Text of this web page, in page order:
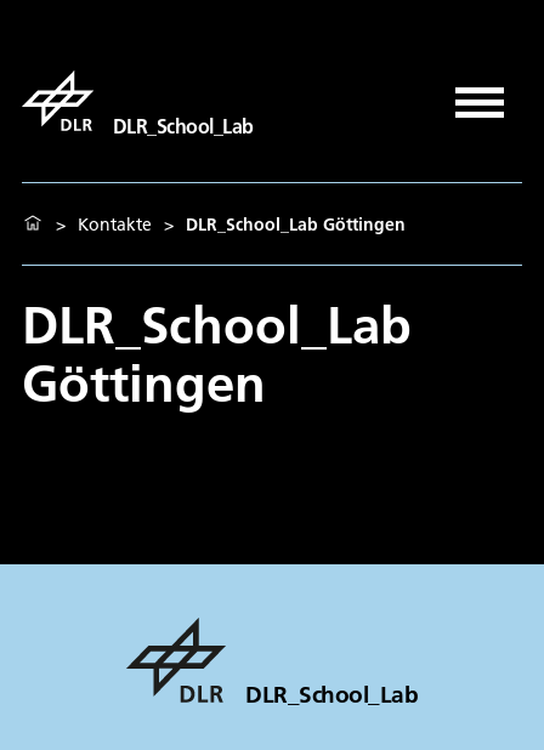
DLR_School_Lab
> Kontakte > DLR_School_Lab Göttingen
DLR_School_Lab
Göttingen
DLR_School_Lab